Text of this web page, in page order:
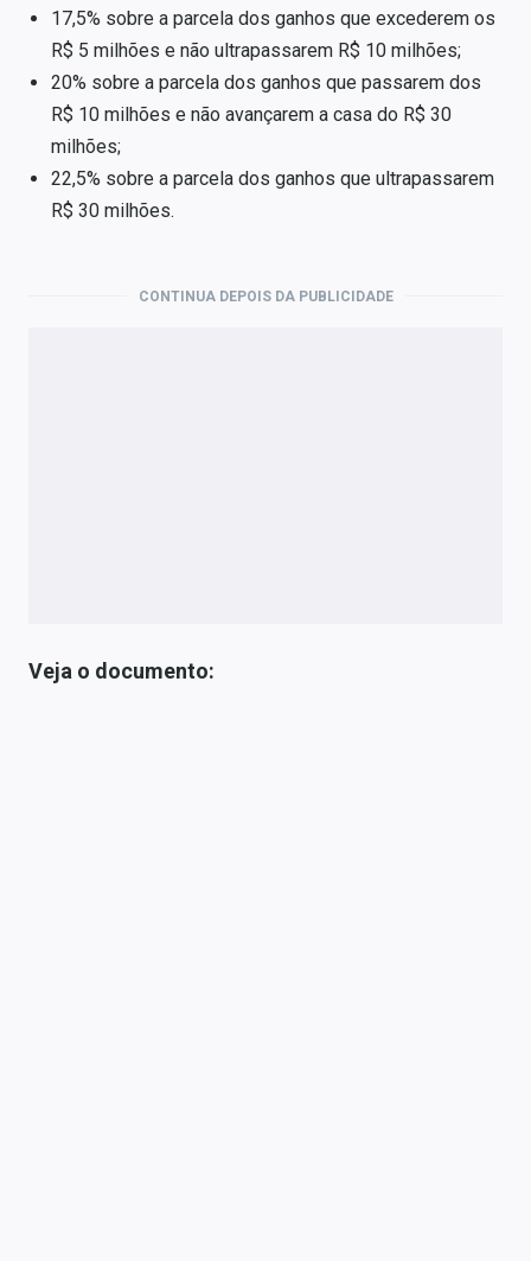
17,5% sobre a parcela dos ganhos que excederem os
R$ 5 milhões e não ultrapassarem R$ 10 milhões;
20% sobre a parcela dos ganhos que passarem dos
R$ 10 milhões e não avançarem a casa do R$ 30
milhões;
22,5% sobre a parcela dos ganhos que ultrapassarem
R$ 30 milhões.
CONTINUA DEPOIS DA PUBLICIDADE
Veja o documento: